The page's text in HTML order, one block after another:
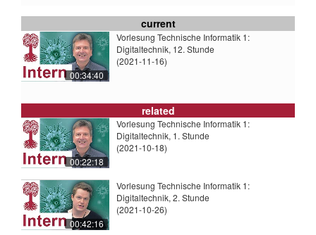
current
00:34:40
Vorlesung Technische Informatik 1:
Digitaltechnik, 12. Stunde
(2021-11-16)
related
00:22:18
Vorlesung Technische Informatik 1:
Digitaltechnik, 1. Stunde
(2021-10-18)
00:42:16
Vorlesung Technische Informatik 1:
Digitaltechnik, 2. Stunde
(2021-10-26)